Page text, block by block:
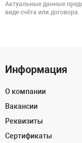
Актуальные данные
виде счёта или договора.
Информация
О компании
Вакансии
Реквизиты
Сертификаты